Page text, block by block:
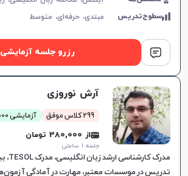
سطوح‌تدریس مبتدی،حرفه‌ای، متوسط
رزرو جلسه آزمایشی
آرش نوروزی
299 کلاس موفق آزمایشی 30,000
از 380,000 تومان
جلسه ۱ ساعتی